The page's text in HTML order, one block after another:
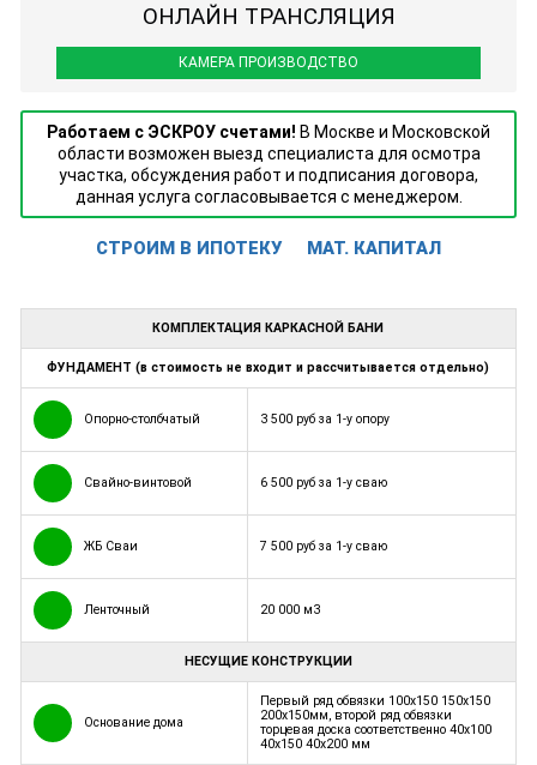
ОНЛАЙН ТРАНСЛЯЦИЯ
КАМЕРА ПРОИЗВОДСТВО
Работаем с ЭСКРОУ счетами! В Москве и Московской
области возможен выезд специалиста для осмотра
участка, обсуждения работ и подписания договора,
данная услуга согласовывается с менеджером.
СТРОИМ В ИПОТЕКУ МАТ. КАПИТАЛ
КОМПЛЕКТАЦИЯ КАРКАСНОЙ БАНИ
ФУНДАМЕНТ (в стоимость не входит и рассчитывается отдельно)
Опорно-столбчатый 3 500 руб за 1-у опору
Свайно-винтовой 6 500 руб за 1-у сваю
ЖБ Сваи 7 500 руб за 1-у сваю
Ленточный 20 000 м3
НЕСУЩИЕ КОНСТРУКЦИИ
Основание дома
Первый ряд обвязки 100х150 150х150
200х150мм, второй ряд обвязки
торцевая доска соответственно 40х100
40х150 40х200 мм